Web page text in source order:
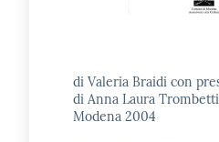
di Valeria Braidi con
di Anna Laura
Modena 2004